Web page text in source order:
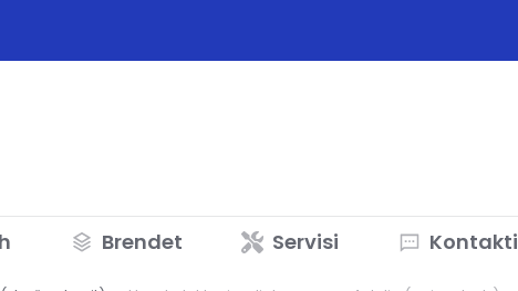
Brendet Servisi Kontakti